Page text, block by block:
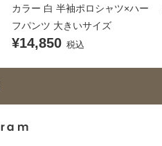
カラー 白 半袖ポロシャツ×ハー
フパンツ 大きいサイズ
¥14,850 税込